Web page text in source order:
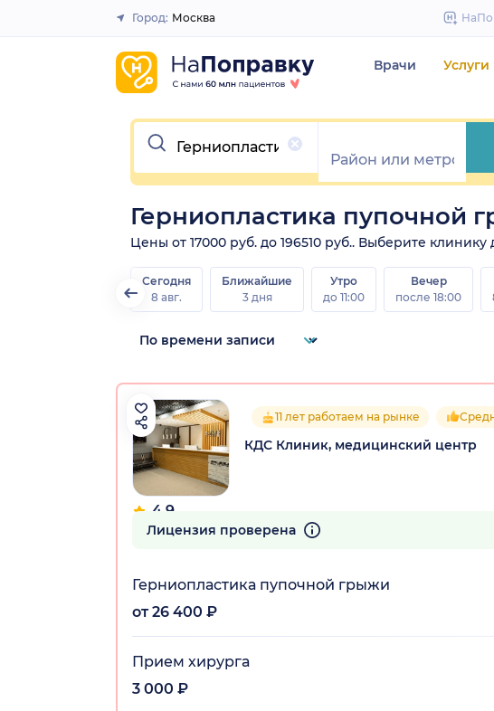
Закрыть
Город: Москва
Врачи Услуги
Очистить
Герниопластика пупочной
Цены от 17000 руб. до 196510 руб.. Выберите
Сегодня
8 авг.
Ближайшие
3 дня
Утро
до 11:00
Вечер
после 18:00
4.9
54 отзыва
11 лет работаем на рынке
КДС Клиник, медицинский центр
Лицензия проверена
Герниопластика пупочной грыжи
от 26 400 ₽
Прием хирурга
3 000 ₽